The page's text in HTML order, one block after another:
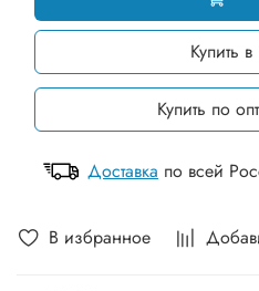
В избранное
Купить
Купить по
Доставка по всей